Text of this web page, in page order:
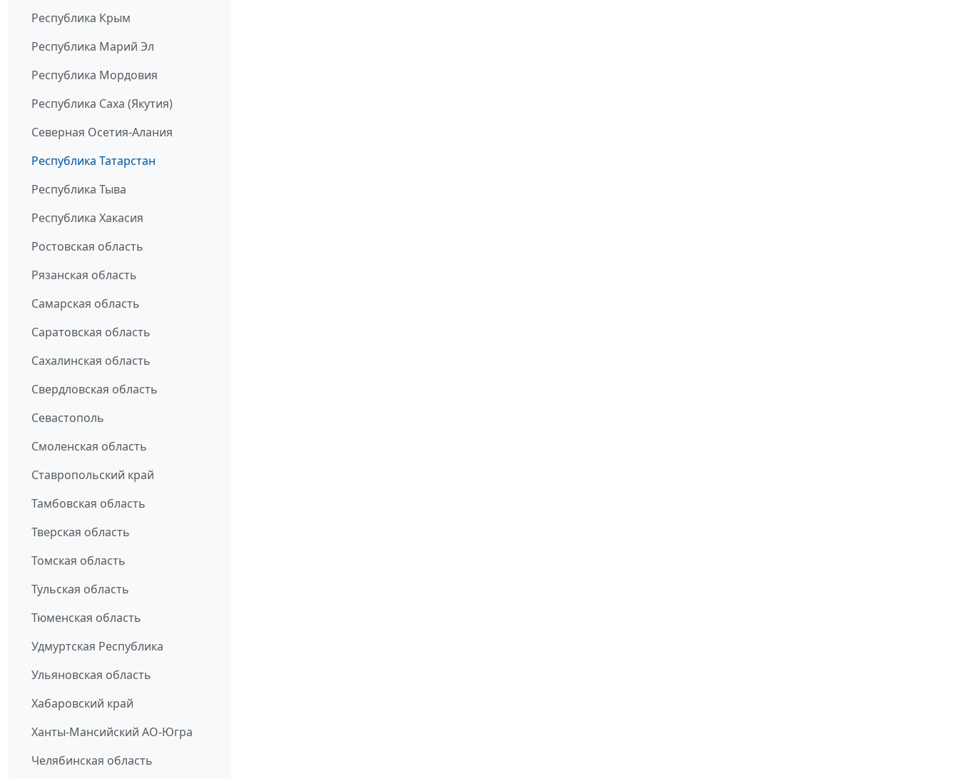
Республика Крым
Республика Марий Эл
Республика Мордовия
Республика Саха (Якутия)
Северная Осетия-Алания
Республика Татарстан
Республика Тыва
Республика Хакасия
Ростовская область
Рязанская область
Самарская область
Саратовская область
Сахалинская область
Свердловская область
Севастополь
Смоленская область
Ставропольский край
Тамбовская область
Тверская область
Томская область
Тульская область
Тюменская область
Удмуртская Республика
Ульяновская область
Хабаровский край
Ханты-Мансийский АО-Югра
Челябинская область